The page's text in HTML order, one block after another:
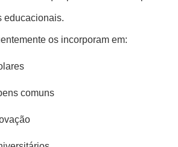
educacionais.
os incorporam em:
comuns